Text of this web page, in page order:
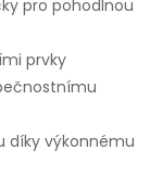
pro pohodlnou
prvky
díky výkonnému